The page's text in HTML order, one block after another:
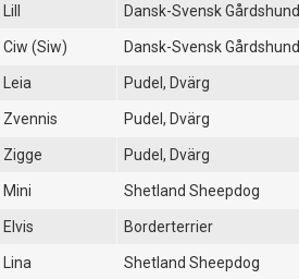
Lill Dansk-Svensk Gårdshund
Ciw (Siw) Dansk-Svensk Gårdshund
Leia Pudel, Dvärg
Zvennis Pudel, Dvärg
Zigge Pudel, Dvärg
Mini Shetland Sheepdog
Elvis Borderterrier
Lina Shetland Sheepdog